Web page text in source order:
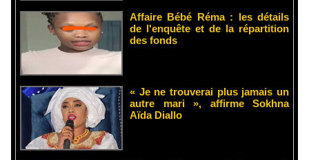
Affaire Bébé Réma : les détails
de l'enquête et de la répartition
des fonds
« Je ne trouverai plus jamais un
autre mari », affirme Sokhna
Aïda Diallo